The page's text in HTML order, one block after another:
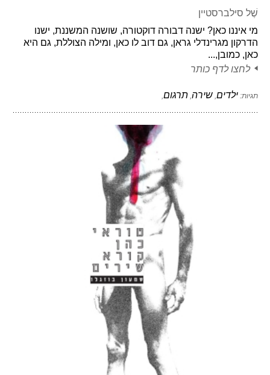
שֶׁל סילברסטיין
מי איננו כאן? ישנה דבורה דוקטורה, שושנה המשננת, ישנו
הדרקון מגרינדלי גראן, גם דוב לו כאן, ומילה הצוללת, גם היא
כאן, כמובן,...
לחצו לדף כותר
תגיות: ילדים, שירה, תרגום,